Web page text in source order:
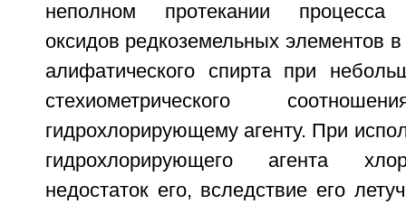
неполном протекании процесса
оксидов редкоземельных элементов
алифатического спирта при
стехиометрического
гидрохлорирующему агенту. При
гидрохлорирующего агента
недостаток его, вследствие его